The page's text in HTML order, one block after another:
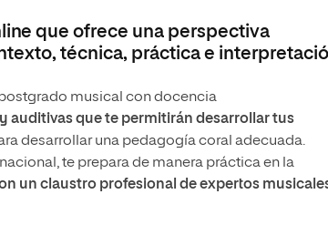
que ofrece una perspectiva
técnica, práctica e
musical con docencia
auditivas que te permitirán desarrollar tus
desarrollar una pedagogía coral adecuada.
te prepara de manera práctica en la
un claustro profesional de expertos